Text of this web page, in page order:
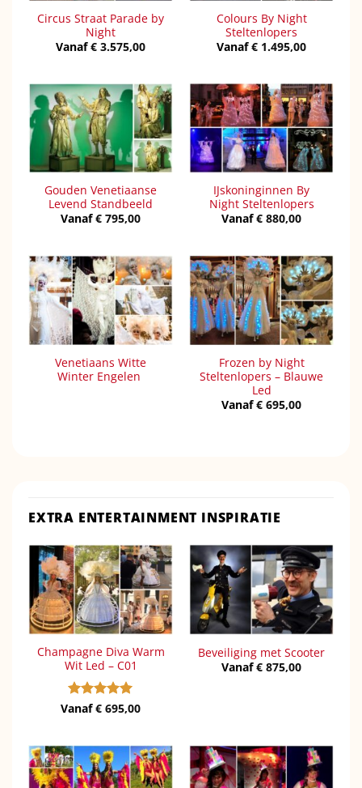
Circus Straat Parade by
Night
Vanaf€ 3.575,00
Colours By Night
Steltenlopers
Vanaf€ 1.495,00
Gouden Venetiaanse
Levend Standbeeld
Vanaf€ 795,00
IJskoninginnen By
Night Steltenlopers
Vanaf€ 880,00
Venetiaans Witte
Winter Engelen
Frozen by Night
Steltenlopers – Blauwe
Led
Vanaf€ 695,00
EXTRA ENTERTAINMENT INSPIRATIE
Champagne Diva Warm
Wit Led – C01
Gewaardeerd
Vanaf€ 695,00
Beveiliging met Scooter
Vanaf€ 875,00